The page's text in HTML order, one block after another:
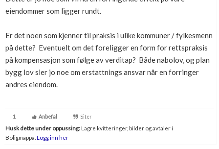
eiendommer som ligger rundt.
Er det noen som kjenner til praksis i ulike kommuner / fylkesmenn
på dette? Eventuelt om det foreligger en form for rettspraksis
på kompensasjon som følge av verditap? Både nabolov, og plan
bygg lov sier jo noe om erstattnings ansvar når en forringer
andres eiendom.
1 Anbefal Siter
Husk dette under oppussing:Lagre kvitteringer, bilder og avtaler i
Boligmappa. Logg inn her